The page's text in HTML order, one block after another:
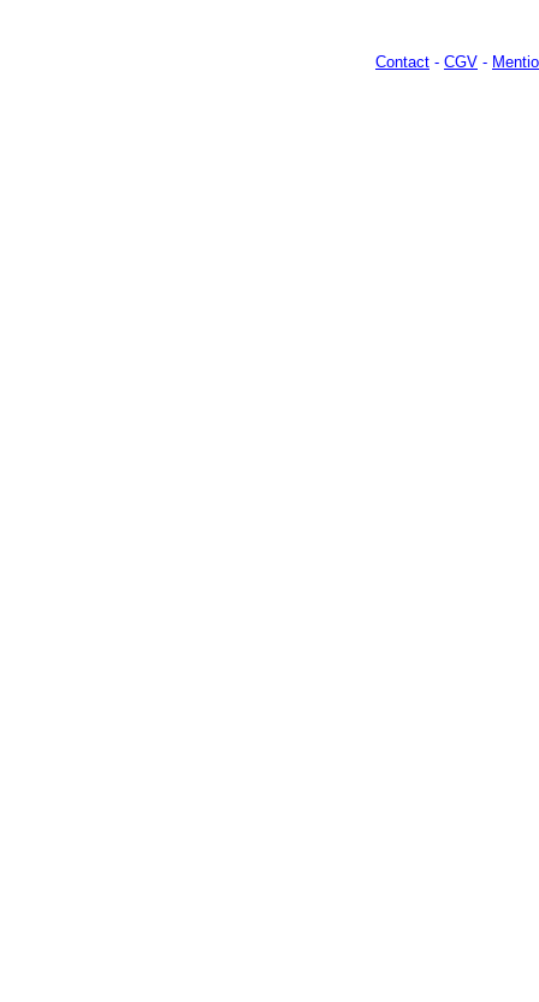
Contact - CGV -